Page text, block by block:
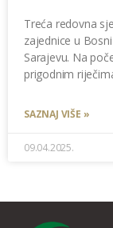
Treća redovna
zajednice u
Sarajevu. Na
prigodnim
SAZNAJ VIŠE »
09.04.2025.